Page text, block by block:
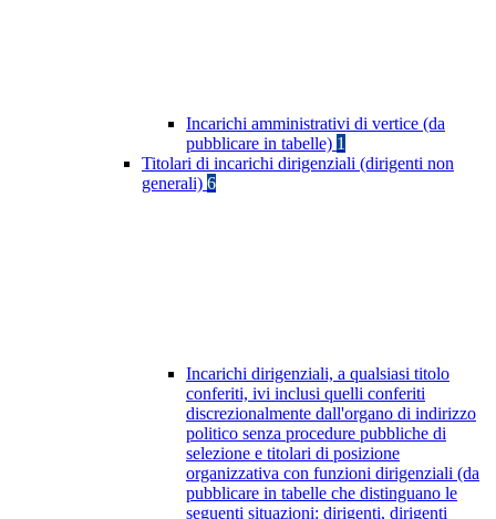
Incarichi amministrativi di vertice (da
pubblicare in tabelle) 1
Titolari di incarichi dirigenziali (dirigenti non
generali) 6
Incarichi dirigenziali, a qualsiasi titolo
conferiti, ivi inclusi quelli conferiti
discrezionalmente dall'organo di indirizzo
politico senza procedure pubbliche di
selezione e titolari di posizione
organizzativa con funzioni dirigenziali (da
pubblicare in tabelle che distinguano le
seguenti situazioni: dirigenti, dirigenti